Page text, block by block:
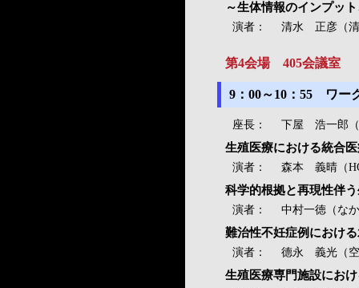
～生体情報のインプッ
演者： 清水 正彦（
第4会場 405会議室
9：00～10：55 ワー
座長： 下屋 浩一郎
生殖医療における統合
演者： 森本 義晴（
科学的根拠と再現性伴
演者： 中村一徳（な
難治性不妊症例におけ
演者： 德永 義光（
生殖医療専門施設にお